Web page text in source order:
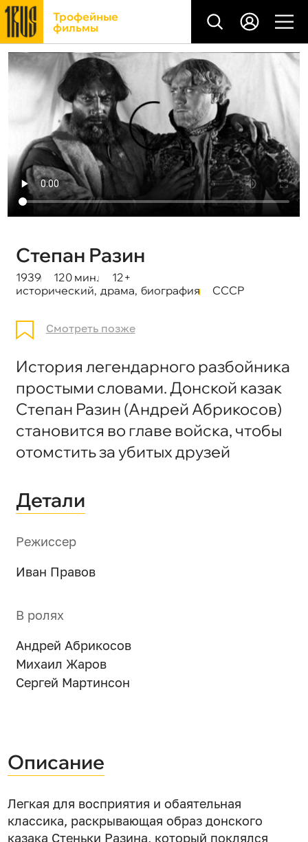
Трофейные
фильмы
Степан Разин
1939 120 мин.
12+
исторический, драма, биография СССР
Смотреть позже
История легендарного разбойника
простыми словами. Донской казак
Степан Разин (Андрей Абрикосов)
становится во главе войска, чтобы
отомстить за убитых друзей
Детали
Режиссер
Иван Правов
В ролях
Андрей Абрикосов
Михаил Жаров
Сергей Мартинсон
Описание
Легкая для восприятия и обаятельная
классика, раскрывающая образ донского
казака Стеньки Разина, который поклялся